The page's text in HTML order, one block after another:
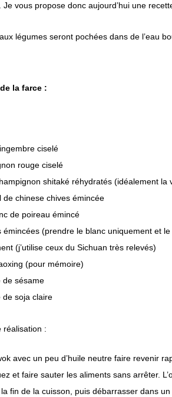
Je vous propose donc aujourd’hui une
légumes seront pochées dans de l’eau
de la farce :
ciselé
rouge ciselé
shitaké réhydratés (idéalement la
de chinese chives émincée
de poireau émincé
émincées (prendre le blanc uniquement et
(j’utilise ceux du Sichuan très relevés)
(pour mémoire)
de sésame
de soja claire
réalisation :
avec un peu d’huile neutre faire revenir
et faire sauter les aliments sans arrêter.
fin de la cuisson, puis débarrasser dans un